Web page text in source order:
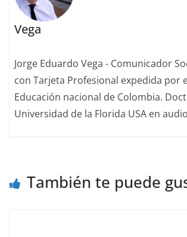
Vega
Jorge Eduardo Vega - Comunicador
con Tarjeta Profesional expedida por
Educación nacional de Colombia.
Universidad de la Florida USA en
También te puede